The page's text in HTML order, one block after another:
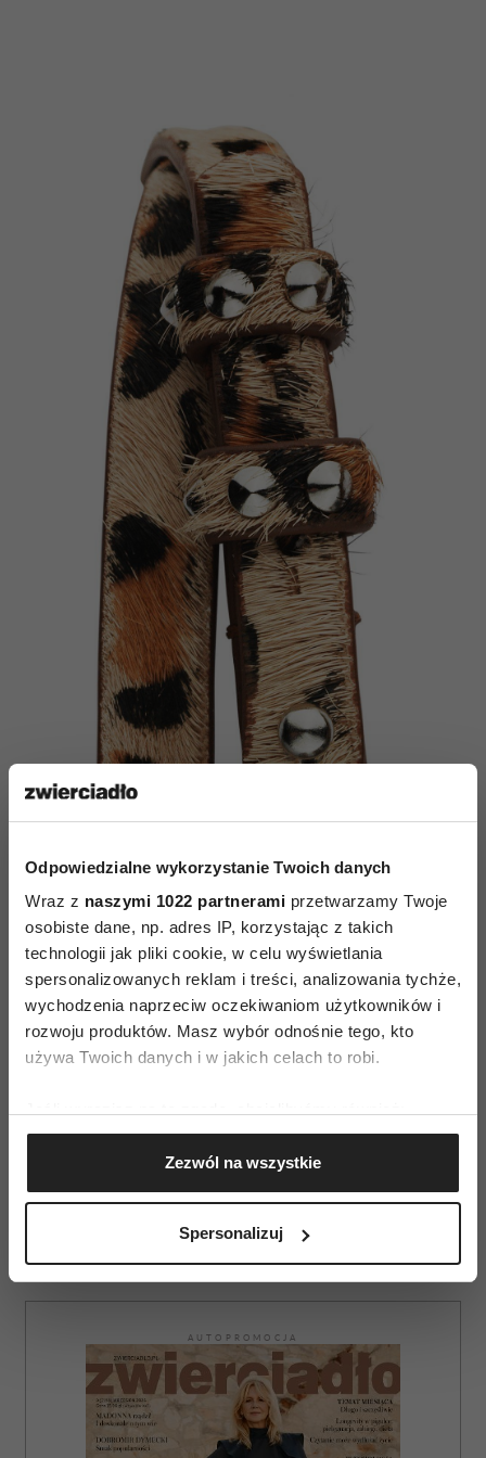
Odpowiedzialne wykorzystanie Twoich danych
Wraz z naszymi 1022 partnerami przetwarzamy Twoje
osobiste dane, np. adres IP, korzystając z takich
technologii jak pliki cookie, w celu wyświetlania
spersonalizowanych reklam i treści, analizowania tychże,
wychodzenia naprzeciw oczekiwaniom użytkowników i
rozwoju produktów. Masz wybór odnośnie tego, kto
używa Twoich danych i w jakich celach to robi.
Gromadzić dane dotyczące Twojej lokalizacji
geograficznej z dokładnością nawet do kilku metrów
Identyfikować Twoje urządzenie, aktywnie
(fingerprinting, czyli wirtualny odcisk palca)
dane są przetwarzane oraz ustaw własne preferencje w
zmienić lub wycofać swoją zgodę w dowolnej chwili.
Wykorzystujemy pliki cookie do spersonalizowania treści
i reklam, aby oferować funkcje społecznościowe i
Zezwól na wszystkie
Spersonalizuj
A czy wam się podoba?
AUTOPROMOCJA